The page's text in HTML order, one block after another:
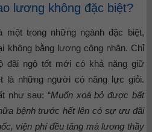
lương không đặc biệt?
trong những ngành đặc biệt,
không bằng lương công nhân. Chỉ
đãi ngộ tốt mới có khả năng giữ
là những người có năng lực giỏi.
như sau: “Muốn xoá bỏ được bất
bệnh trước hết lên có sự ưu đãi
viện phí đều tăng mà lương thầy